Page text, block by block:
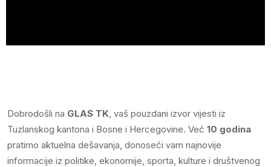
Dobrodošli na GLAS TK , vaš pouzdani izvor vijesti iz
Tuzlanskog kantona i Bosne i Hercegovine. Već 10 godina
pratimo aktuelna dešavanja, donoseći vam najnovije
informacije iz politike, ekonomije, sporta, kulture i društvenog